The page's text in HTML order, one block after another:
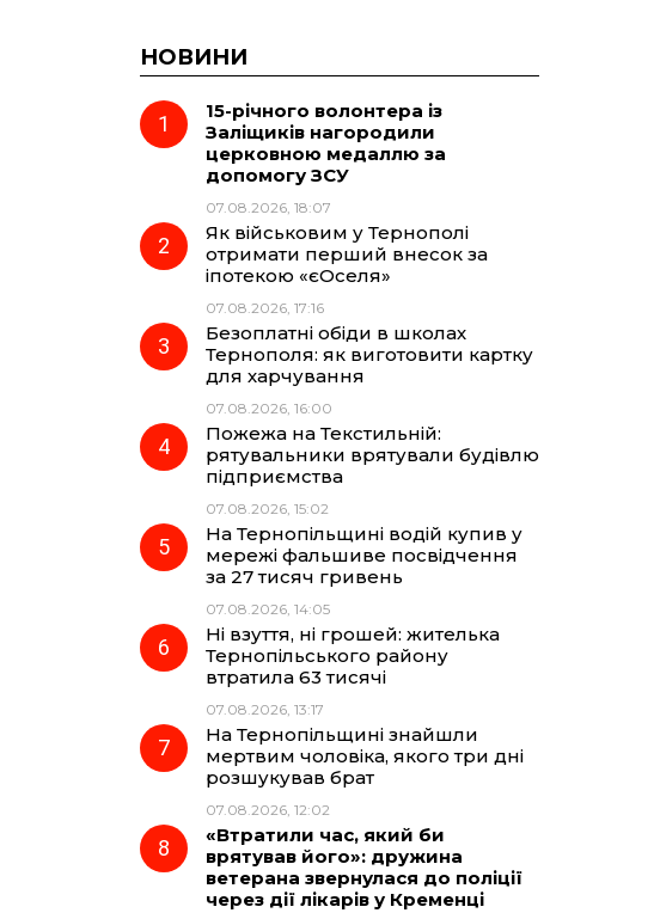
НОВИНИ
15-річного волонтера із
Заліщиків нагородили
церковною медаллю за
допомогу ЗСУ
07.08.2026, 18:07
Як військовим у Тернополі
отримати перший внесок за
іпотекою «єОселя»
07.08.2026, 17:16
Безоплатні обіди в школах
Тернополя: як виготовити картку
для харчування
07.08.2026, 16:00
Пожежа на Текстильній:
рятувальники врятували будівлю
підприємства
07.08.2026, 15:02
На Тернопільщині водій купив у
мережі фальшиве посвідчення
за 27 тисяч гривень
07.08.2026, 14:05
Ні взуття, ні грошей: жителька
Тернопільського району
втратила 63 тисячі
07.08.2026, 13:17
На Тернопільщині знайшли
мертвим чоловіка, якого три дні
розшукував брат
07.08.2026, 12:02
«Втратили час, який би
врятував його»: дружина
ветерана звернулася до поліції
через дії лікарів у Кременці